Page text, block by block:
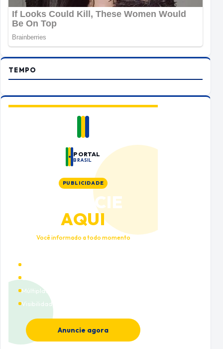
TEMPO
PORTAL
BRASIL
PUBLICIDADE
ANUNCIE
AQUI
Você informado a todo momento
Cobertura nacional
Múltiplas categorias
Visibilidade premium
Anuncie agora